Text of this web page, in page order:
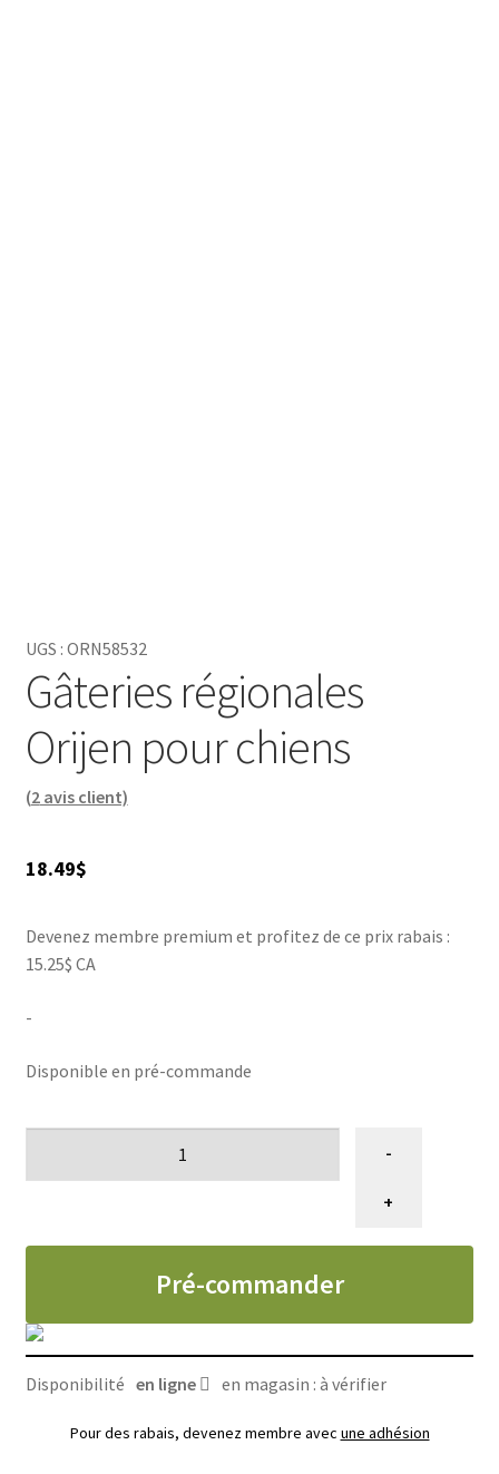
UGS : ORN58532
Gâteries régionales
Orijen pour chiens
(2avis client)
18.49$
Devenez membre premium et profitez de ce prix rabais :
15.25$ CA
-
Disponible en pré-commande
Gâterie
pour
Orijen
92
(3.25oz)
-
+
Pré-commander
Disponibilité en ligne en magasin : à vérifier
Pour des rabais, devenez membre avec une adhésion